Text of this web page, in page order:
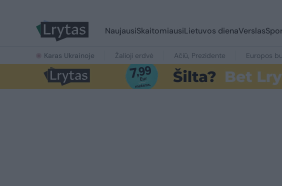
NaujausiSkaitomiausiLietuvos dienaVerslas
Karas Ukrainoje Žalioji erdvė Ačiū, Prezidente Europos